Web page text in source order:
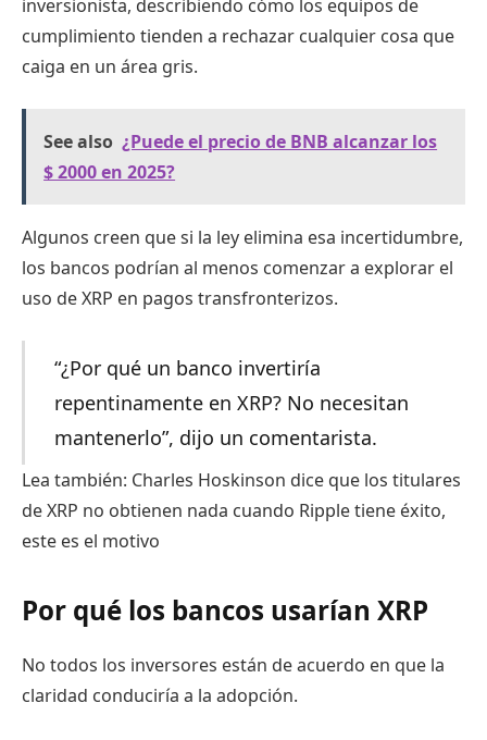
inversionista, describiendo cómo los equipos de
cumplimiento tienden a rechazar cualquier cosa que
caiga en un área gris.
See also ¿Puede el precio de BNB alcanzar los
$ 2000 en 2025?
Algunos creen que si la ley elimina esa incertidumbre,
los bancos podrían al menos comenzar a explorar el
uso de XRP en pagos transfronterizos.
“¿Por qué un banco invertiría
repentinamente en XRP? No necesitan
mantenerlo”, dijo un comentarista.
Lea también: Charles Hoskinson dice que los titulares
de XRP no obtienen nada cuando Ripple tiene éxito,
este es el motivo
Por qué los bancos usarían XRP
No todos los inversores están de acuerdo en que la
claridad conduciría a la adopción.